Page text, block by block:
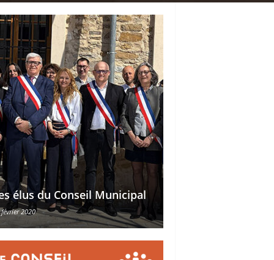
élus du Conseil Municipal
2020